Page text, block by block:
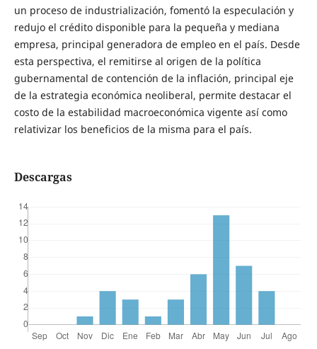
un proceso de industrialización, fomentó la especulación y
redujo el crédito disponible para la pequeña y mediana
empresa, principal generadora de empleo en el país. Desde
esta perspectiva, el remitirse al origen de la política
gubernamental de contención de la inflación, principal eje
de la estrategia económica neoliberal, permite destacar el
costo de la estabilidad macroeconómica vigente así como
relativizar los beneficios de la misma para el país.
Descargas